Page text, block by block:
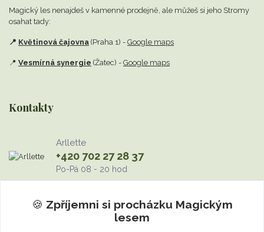
Magický les nenajdeš v kamenné prodejně, ale můžeš si jeho Stromy
osahat tady:
📍 Květinová čajovna (Praha 1) - Google maps
📍 Vesmírná synergie (Žatec) - Google maps
Kontakty
Arllette
+420 702 27 28 37
Po-Pá 08 - 20 hod
info@MagickyLes.cz
🍪 Zpříjemni si procházku Magickým
lesem